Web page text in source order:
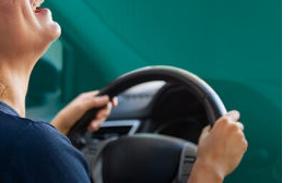
101 envolvendo dois
motorista morto